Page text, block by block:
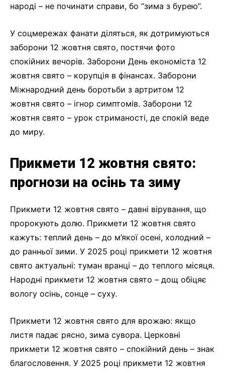
народі – не починати справи, бо “зима з бурею”.
У соцмережах фанати діляться, як дотримуються
заборони 12 жовтня свято, постячи фото
спокійних вечорів. Заборони День економіста 12
жовтня свято – корупція в фінансах. Заборони
Міжнародний день боротьби з артритом 12
жовтня свято – ігнор симптомів. Заборони 12
жовтня свято – урок стриманості, де спокій веде
до миру.
Прикмети 12 жовтня свято:
прогнози на осінь та зиму
Прикмети 12 жовтня свято – давні вірування, що
пророкують долю. Прикмети 12 жовтня свято
кажуть: теплий день – до м’якої осені, холодний –
до ранньої зими. У 2025 році прикмети 12 жовтня
свято актуальні: туман вранці – до теплого місяця.
Народні прикмети 12 жовтня свято – дощ обіцяє
вологу осінь, сонце – суху.
Прикмети 12 жовтня свято для врожаю: якщо
листя падає рясно, зима сувора. Церковні
прикмети 12 жовтня свято – спокійний день – знак
благословення. У 2025 році прикмети 12 жовтня